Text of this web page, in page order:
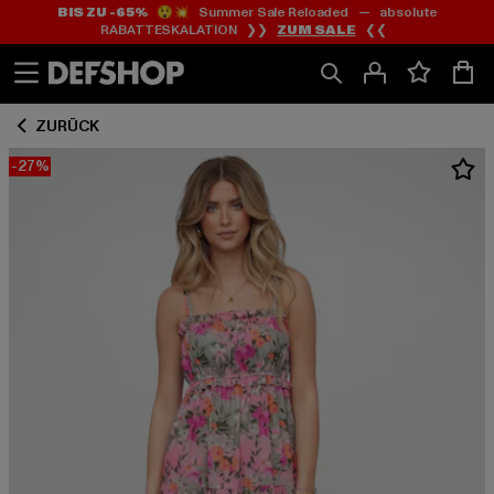
Zum
Inhalt
springen
Zum
Fußzeile
springen
BIS ZU -65%😲💥 Summer Sale Reloaded — absolute
RABATTESKALATION ❯❯ ZUM SALE ❮❮
ZURÜCK
-27%